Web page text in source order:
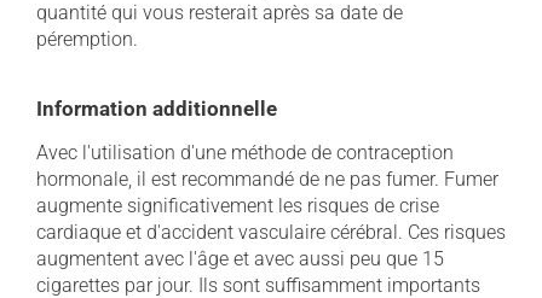
quantité qui vous resterait après sa date de
péremption.
Information additionnelle
Avec l'utilisation d'une méthode de contraception
hormonale, il est recommandé de ne pas fumer. Fumer
augmente significativement les risques de crise
cardiaque et d'accident vasculaire cérébral. Ces risques
augmentent avec l'âge et avec aussi peu que 15
cigarettes par jour. Ils sont suffisamment importants